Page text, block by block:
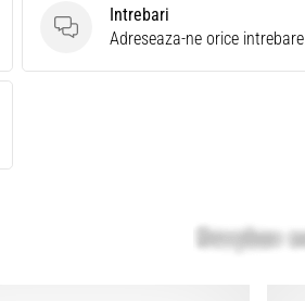
Intrebari
Intrebari
Adreseaza-ne orice intrebare